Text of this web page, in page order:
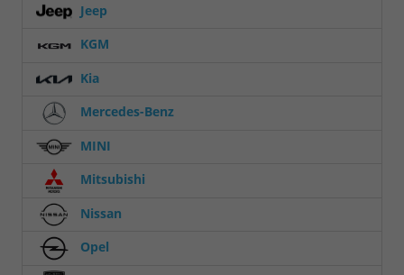
Jeep
KGM
Kia
Mercedes-Benz
MINI
Mitsubishi
Nissan
Opel